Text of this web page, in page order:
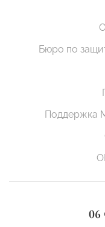
Бюро по
Поддержка
06